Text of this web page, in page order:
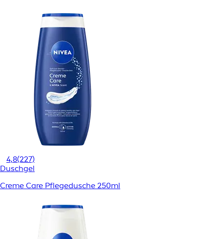
4,8(227)
Duschgel
Creme Care Pflegedusche 250ml